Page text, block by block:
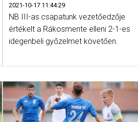
2021-10-17 11:44:29
NB III-as csapatunk vezetőedzője
értékelt a Rákosmente elleni 2-1-es
idegenbeli győzelmet követően.